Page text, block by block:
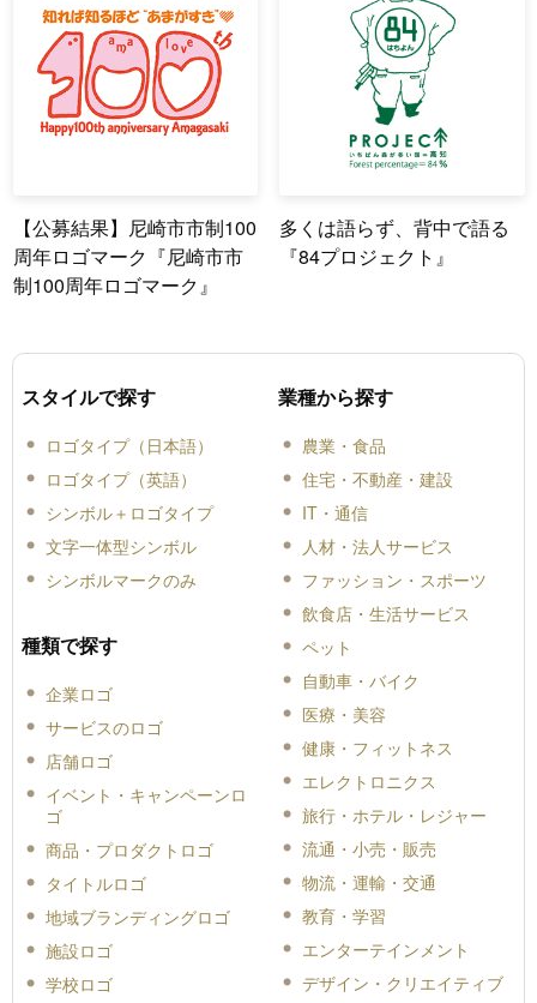
【公募結果】尼崎市市制100
周年ロゴマーク『尼崎市市
制100周年ロゴマーク』
多くは語らず、背中で語る
『84プロジェクト』
スタイルで探す
ロゴタイプ（日本語）
ロゴタイプ（英語）
シンボル＋ロゴタイプ
文字一体型シンボル
シンボルマークのみ
種類で探す
企業ロゴ
サービスのロゴ
店舗ロゴ
イベント・キャンペーンロ
ゴ
商品・プロダクトロゴ
タイトルロゴ
地域ブランディングロゴ
施設ロゴ
学校ロゴ
業種から探す
農業・食品
住宅・不動産・建設
IT・通信
人材・法人サービス
ファッション・スポーツ
飲食店・生活サービス
ペット
自動車・バイク
医療・美容
健康・フィットネス
エレクトロニクス
旅行・ホテル・レジャー
流通・小売・販売
物流・運輸・交通
教育・学習
エンターテインメント
デザイン・クリエイティブ